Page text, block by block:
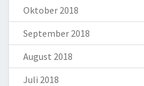
Oktober 2018
September 2018
August 2018
Juli 2018